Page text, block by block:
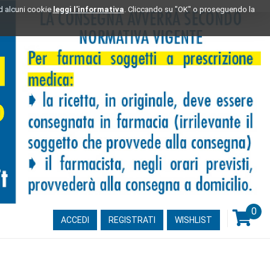
alcuni cookie leggi l'informativa. Cliccando su "OK" o proseguendo la
ACCEDI REGISTRATI WISHLIST
0